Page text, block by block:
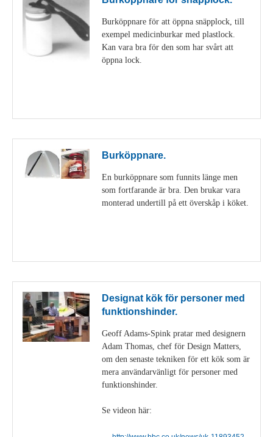
Burköppnare för att öppna snäpplock, till
exempel medicinburkar med plastlock.
Kan vara bra för den som har svårt att
öppna lock.
Burköppnare.
En burköppnare som funnits länge men
som fortfarande är bra. Den brukar vara
monterad undertill på ett överskåp i köket.
Designat kök för personer med
funktionshinder.
Geoff Adams-Spink pratar med designern
Adam Thomas, chef för Design Matters,
om den senaste tekniken för ett kök som är
mera användarvänligt för personer med
funktionshinder.
Se videon här: